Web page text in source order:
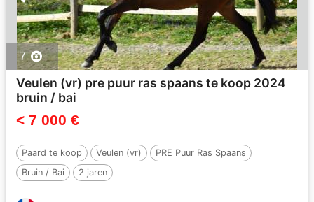
7
Veulen (vr) pre puur ras spaans te koop 2024
bruin / bai
< 7 000 €
Paard te koop Veulen (vr)
PRE Puur Ras Spaans
Bruin / Bai
2 jaren